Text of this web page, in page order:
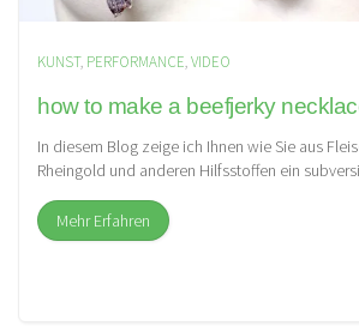
KUNST, PERFORMANCE,VIDEO
how to make a beefjerky
In diesem Blog zeige ich Ihnen wie Sie aus
Rheingold und anderen Hilfsstoffen ein
Mehr Erfahren